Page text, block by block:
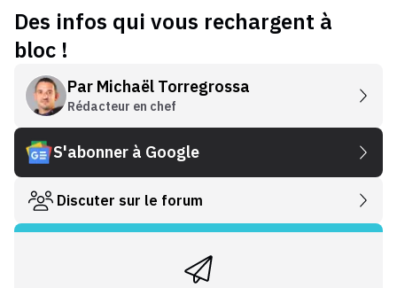
Des infos qui vous rechargent à
bloc !
Par Michaël Torregrossa
Rédacteur en chef
S'abonner à Google
Discuter sur le forum